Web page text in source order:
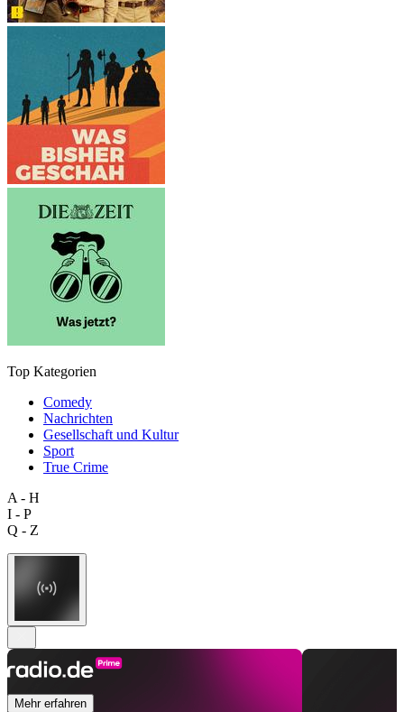
Top Kategorien
Comedy
Nachrichten
Gesellschaft und Kultur
Sport
True Crime
A - H
I - P
Q - Z
Mehr erfahren